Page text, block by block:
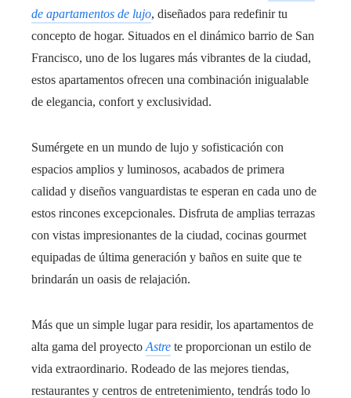
de apartamentos de lujo, diseñados para redefinir tu
concepto de hogar. Situados en el dinámico barrio de San
Francisco, uno de los lugares más vibrantes de la ciudad,
estos apartamentos ofrecen una combinación inigualable
de elegancia, confort y exclusividad.
Sumérgete en un mundo de lujo y sofisticación con
espacios amplios y luminosos, acabados de primera
calidad y diseños vanguardistas te esperan en cada uno de
estos rincones excepcionales. Disfruta de amplias terrazas
con vistas impresionantes de la ciudad, cocinas gourmet
equipadas de última generación y baños en suite que te
brindarán un oasis de relajación.
Más que un simple lugar para residir, los apartamentos de
alta gama del proyecto Astre te proporcionan un estilo de
vida extraordinario. Rodeado de las mejores tiendas,
restaurantes y centros de entretenimiento, tendrás todo lo